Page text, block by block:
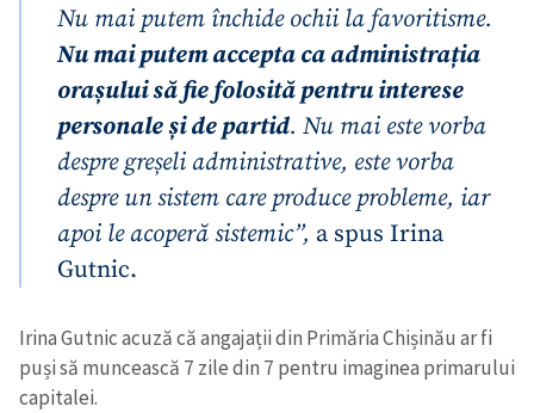
Nu mai putem închide ochii la favoritisme.
Nu mai putem accepta ca administrația
orașului să fie folosită pentru interese
personale și de partid. Nu mai este vorba
despre greșeli administrative, este vorba
despre un sistem care produce probleme, iar
apoi le acoperă sistemic”, a spus Irina
Gutnic.
Irina Gutnic acuză că angajații din Primăria Chișinău ar fi
puși să muncească 7 zile din 7 pentru imaginea primarului
capitalei.